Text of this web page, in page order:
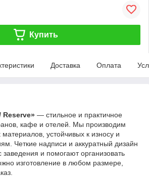
Купить
Доставка Оплата
Reserve» — стильное и практичное
кафе и отелей. Мы производим
устойчивых к износу и
Четкие надписи и аккуратный дизайн
заведения и помогают организовать
изготовление в любом размере,